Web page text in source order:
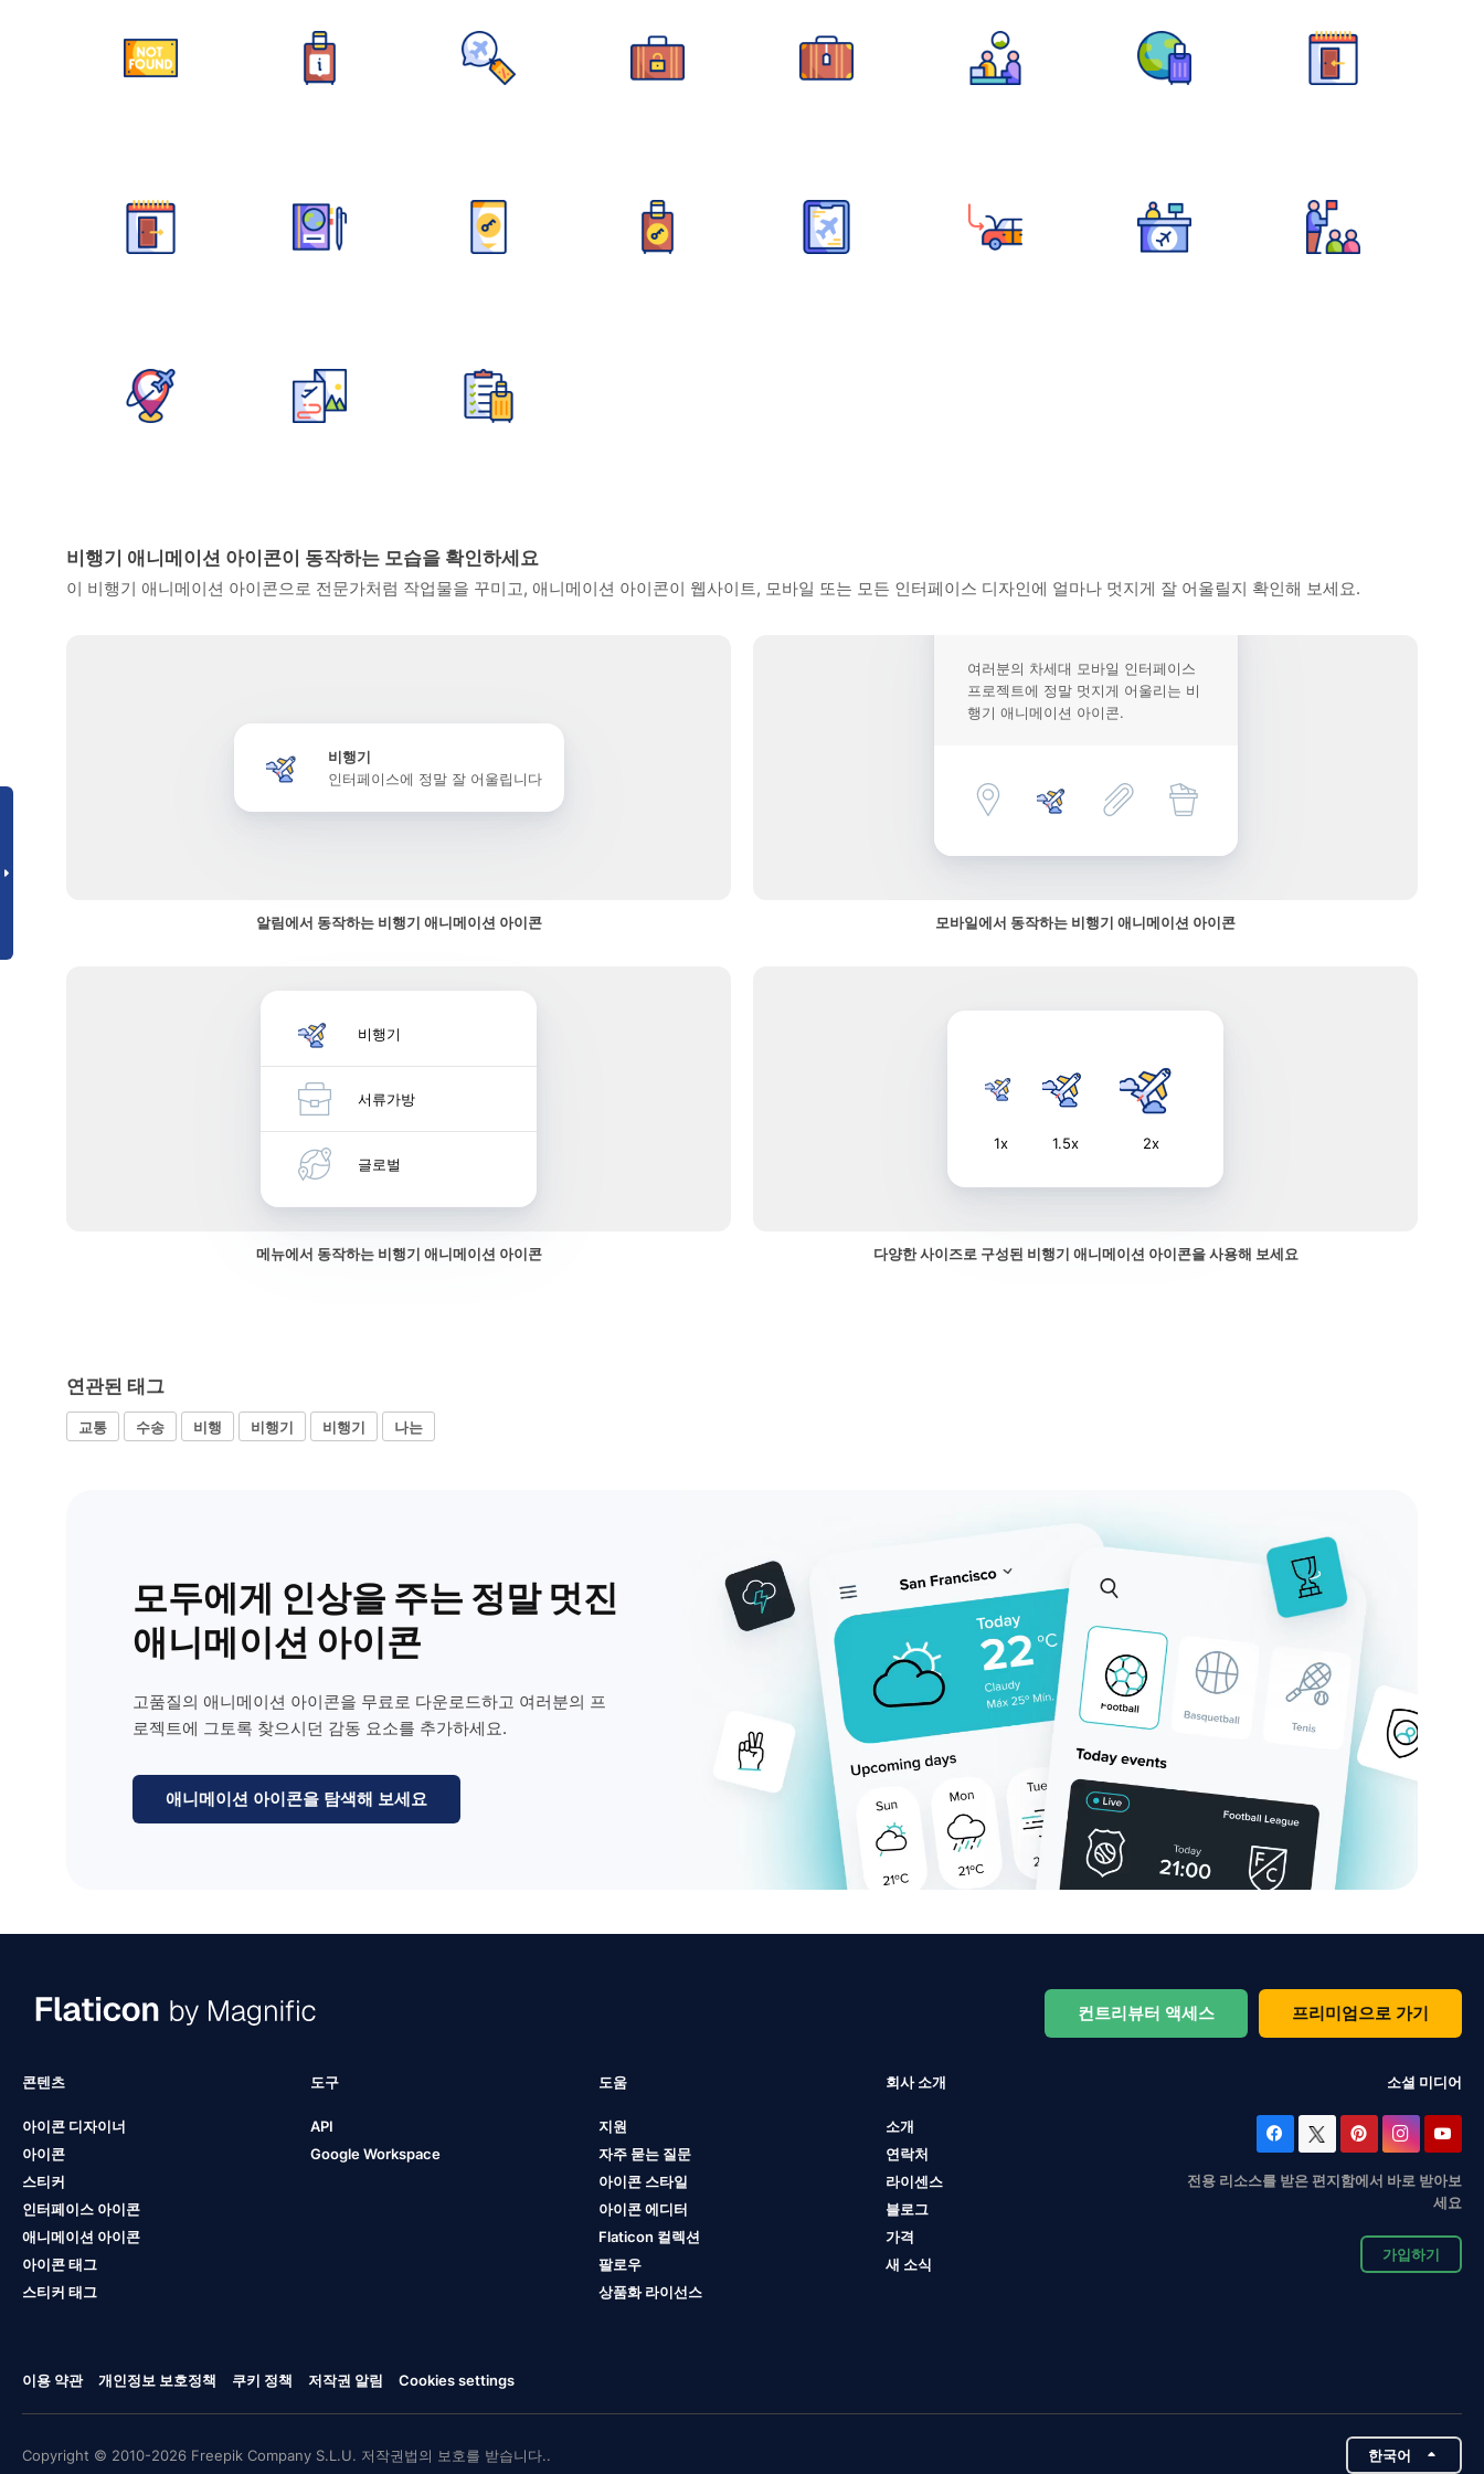
비행기 애니메이션 아이콘이 동작하는 모습을 확인하세요
이 비행기 애니메이션 아이콘으로 전문가처럼 작업물을 꾸미고, 애니메이션 아이콘이 웹사이트, 모바일 또는 모든 인터페이스 디자인에 얼마나 멋지게 잘 어울릴지 확인해 보세요.
비행기
인터페이스에 정말 잘 어울립니다
알림에서 동작하는 비행기 애니메이션 아이콘
여러분의 차세대 모바일 인터페이스
프로젝트에 정말 멋지게 어울리는 비
행기 애니메이션 아이콘.
모바일에서 동작하는 비행기 애니메이션 아이콘
비행기
서류가방
글로벌
메뉴에서 동작하는 비행기 애니메이션 아이콘
1x 1.5x 2x
다양한 사이즈로 구성된 비행기 애니메이션 아이콘을 사용해 보세요
연관된 태그
교통 수송 비행 비행기 비행기 나는
모두에게 인상을 주는 정말 멋진
애니메이션 아이콘
고품질의 애니메이션 아이콘을 무료로 다운로드하고 여러분의 프
로젝트에 그토록 찾으시던 감동 요소를 추가하세요.
애니메이션 아이콘을 탐색해 보세요
컨트리뷰터 액세스 프리미엄으로 가기
콘텐츠
아이콘 디자이너
아이콘
스티커
인터페이스 아이콘
애니메이션 아이콘
아이콘 태그
스티커 태그
도구
API
Google Workspace
도움
지원
자주 묻는 질문
아이콘 스타일
아이콘 에디터
Flaticon 컬렉션
팔로우
상품화 라이선스
회사 소개
소개
연락처
라이센스
블로그
가격
새 소식
소셜 미디어
전용 리소스를 받은 편지함에서 바로 받아보
세요
가입하기
이용 약관 개인정보 보호정책 쿠키 정책 저작권 알림 Cookies settings
Copyright © 2010-2026 Freepik Company S.L.U. 저작권법의 보호를 받습니다.. 한국어